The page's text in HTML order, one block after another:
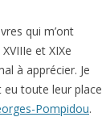
qui m’ont
et XIXe
à apprécier. Je
eu toute leur place
Pompidou.